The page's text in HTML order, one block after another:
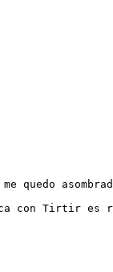
quedo
con Tirtir es